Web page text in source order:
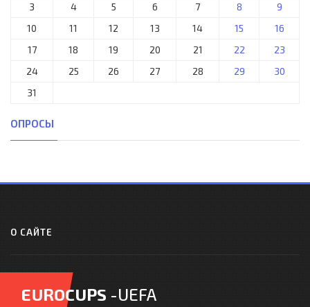
3
4 5 6 7 8
9
10
11 12 13 14 15
16
17
18 19 20 21 22
23
24
25 26 27 28 29
30
31
ОПРОСЫ
О САЙТЕ
EUROCUPS -UEFA